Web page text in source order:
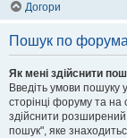
Догори
Пошук по
Як мені здійснити
Введіть умови пошуку
сторінці форуму та
здійснити
пошук", яке